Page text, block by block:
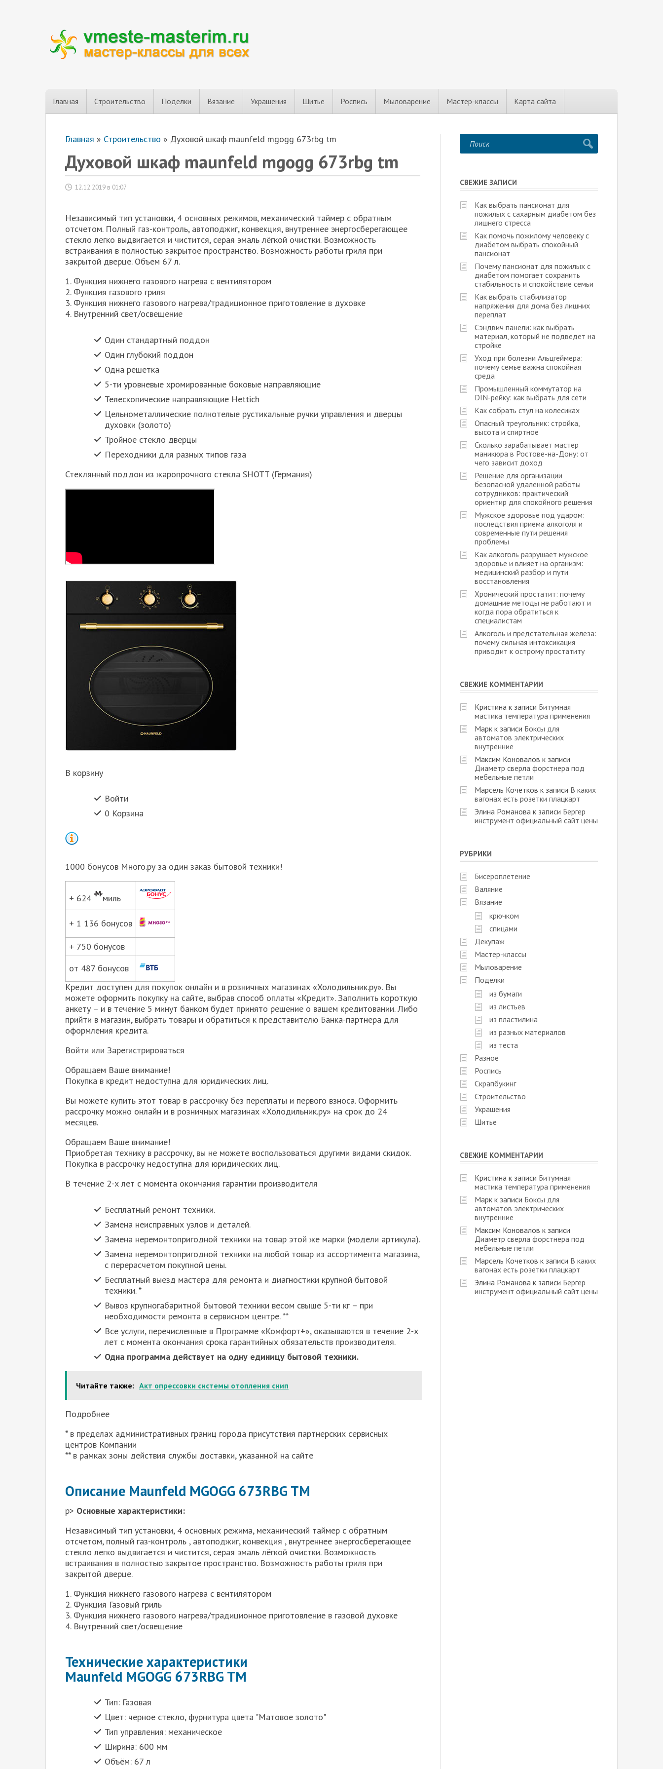
Главная Строительство Поделки Вязание Украшения Шитье Роспись Мыловарение Мастер-классы Карта сайта
Главная » Строительство » Духовой шкаф maunfeld mgogg 673rbg tm
Духовой шкаф maunfeld mgogg 673rbg tm
12.12.2019 в 01:07
Независимый тип установки, 4 основных режимов, механический таймер с обратным
отсчетом. Полный газ-контроль, автоподжиг, конвекция, внутреннее энергосберегающее
стекло легко выдвигается и чистится, серая эмаль лёгкой очистки. Возможность
встраивания в полностью закрытое пространство. Возможность работы гриля при
закрытой дверце. Объем 67 л.
1. Функция нижнего газового нагрева с вентилятором
2. Функция газового гриля
3. Функция нижнего газового нагрева/традиционное приготовление в духовке
4. Внутренний свет/освещение
Один стандартный поддон
Один глубокий поддон
Одна решетка
5-ти уровневые хромированные боковые направляющие
Телескопические направляющие Hettich
Цельнометаллические полнотелые рустикальные ручки управления и дверцы
духовки (золото)
Тройное стекло дверцы
Переходники для разных типов газа
Стеклянный поддон из жаропрочного стекла SHOTT (Германия)
В корзину
Войти
0 Корзина
1000 бонусов Много.ру за один заказ бытовой техники!
+ 624 миль
+ 1 136 бонусов
+ 750 бонусов
от 487 бонусов
Кредит доступен для покупок онлайн и в розничных магазинах «Холодильник.ру». Вы
можете оформить покупку на сайте, выбрав способ оплаты «Кредит». Заполнить короткую
анкету – и в течение 5 минут банком будет принято решение о вашем кредитовании. Либо
прийти в магазин, выбрать товары и обратиться к представителю Банка-партнера для
оформления кредита.
Войти или Зарегистрироваться
Обращаем Ваше внимание!
Покупка в кредит недоступна для юридических лиц.
Вы можете купить этот товар в рассрочку без переплаты и первого взноса. Оформить
рассрочку можно онлайн и в розничных магазинах «Холодильник.ру» на срок до 24
месяцев.
Обращаем Ваше внимание!
Приобретая технику в рассрочку, вы не можете воспользоваться другими видами скидок.
Покупка в рассрочку недоступна для юридических лиц.
В течение 2-х лет с момента окончания гарантии производителя
Бесплатный ремонт техники.
Замена неисправных узлов и деталей.
Замена неремонтопригодной техники на товар этой же марки (модели артикула).
Замена неремонтопригодной техники на любой товар из ассортимента магазина,
с перерасчетом покупной цены.
Бесплатный выезд мастера для ремонта и диагностики крупной бытовой
техники. *
Вывоз крупногабаритной бытовой техники весом свыше 5-ти кг – при
необходимости ремонта в сервисном центре. **
Все услуги, перечисленные в Программе «Комфорт+», оказываются в течение 2-х
лет с момента окончания срока гарантийных обязательств производителя.
Одна программа действует на одну единицу бытовой техники.
Читайте также: Акт опрессовки системы отопления снип
Подробнее
* в пределах административных границ города присутствия партнерских сервисных
центров Компании
** в рамках зоны действия службы доставки, указанной на сайте
Описание Maunfeld MGOGG 673RBG TM
p> Основные характеристики:
Независимый тип установки, 4 основных режима, механический таймер с обратным
отсчетом, полный газ-контроль , автоподжиг, конвекция , внутреннее энергосберегающее
стекло легко выдвигается и чистится, серая эмаль лёгкой очистки. Возможность
встраивания в полностью закрытое пространство. Возможность работы гриля при
закрытой дверце.
1. Функция нижнего газового нагрева с вентилятором
2. Функция Газовый гриль
3. Функция нижнего газового нагрева/традиционное приготовление в газовой духовке
4. Внутренний свет/освещение
Технические характеристики
Maunfeld MGOGG 673RBG TM
Тип: Газовая
Цвет: черное стекло, фурнитура цвета "Матовое золото"
Тип управления: механическое
Ширина: 600 мм
Объём: 67 л
СВЕЖИЕ ЗАПИСИ
Как выбрать пансионат для
пожилых с сахарным диабетом без
лишнего стресса
Как помочь пожилому человеку с
диабетом выбрать спокойный
пансионат
Почему пансионат для пожилых с
диабетом помогает сохранить
стабильность и спокойствие семьи
Как выбрать стабилизатор
напряжения для дома без лишних
переплат
Сэндвич панели: как выбрать
материал, который не подведет на
стройке
Уход при болезни Альцгеймера:
почему семье важна спокойная
среда
Промышленный коммутатор на
DIN-рейку: как выбрать для сети
Как собрать стул на колесиках
Опасный треугольник: стройка,
высота и спиртное
Сколько зарабатывает мастер
маникюра в Ростове-на-Дону: от
чего зависит доход
Решение для организации
безопасной удаленной работы
сотрудников: практический
ориентир для спокойного решения
Мужское здоровье под ударом:
последствия приема алкоголя и
современные пути решения
проблемы
Как алкоголь разрушает мужское
здоровье и влияет на организм:
медицинский разбор и пути
восстановления
Хронический простатит: почему
домашние методы не работают и
когда пора обратиться к
специалистам
Алкоголь и предстательная железа:
почему сильная интоксикация
приводит к острому простатиту
СВЕЖИЕ КОММЕНТАРИИ
Кристина к записи Битумная
мастика температура применения
Марк к записи Боксы для
автоматов электрических
внутренние
Максим Коновалов к записи
Диаметр сверла форстнера под
мебельные петли
Марсель Кочетков к записи В каких
вагонах есть розетки плацкарт
Элина Романова к записи Бергер
инструмент официальный сайт цены
РУБРИКИ
Бисероплетение
Валяние
Вязание
крючком
спицами
Декупаж
Мастер-классы
Мыловарение
Поделки
из бумаги
из листьев
из пластилина
из разных материалов
из теста
Разное
Роспись
Скрапбукинг
Строительство
Украшения
Шитье
СВЕЖИЕ КОММЕНТАРИИ
Кристина к записи Битумная
мастика температура применения
Марк к записи Боксы для
автоматов электрических
внутренние
Максим Коновалов к записи
Диаметр сверла форстнера под
мебельные петли
Марсель Кочетков к записи В каких
вагонах есть розетки плацкарт
Элина Романова к записи Бергер
инструмент официальный сайт цены